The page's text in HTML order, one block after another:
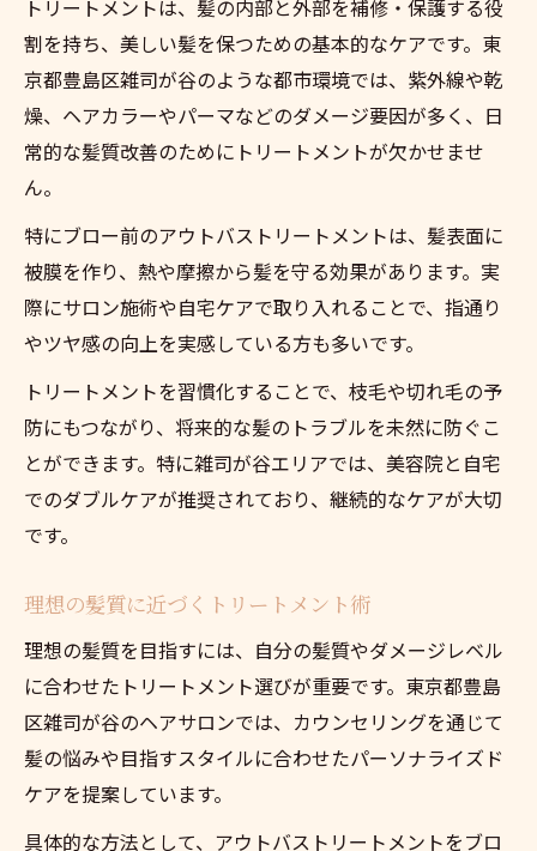
トリートメントは、髪の内部と外部を補修・保護する役
割を持ち、美しい髪を保つための基本的なケアです。東
京都豊島区雑司が谷のような都市環境では、紫外線や乾
燥、ヘアカラーやパーマなどのダメージ要因が多く、日
常的な髪質改善のためにトリートメントが欠かせませ
ん。
特にブロー前のアウトバストリートメントは、髪表面に
被膜を作り、熱や摩擦から髪を守る効果があります。実
際にサロン施術や自宅ケアで取り入れることで、指通り
やツヤ感の向上を実感している方も多いです。
トリートメントを習慣化することで、枝毛や切れ毛の予
防にもつながり、将来的な髪のトラブルを未然に防ぐこ
とができます。特に雑司が谷エリアでは、美容院と自宅
でのダブルケアが推奨されており、継続的なケアが大切
です。
理想の髪質に近づくトリートメント術
理想の髪質を目指すには、自分の髪質やダメージレベル
に合わせたトリートメント選びが重要です。東京都豊島
区雑司が谷のヘアサロンでは、カウンセリングを通じて
髪の悩みや目指すスタイルに合わせたパーソナライズド
ケアを提案しています。
具体的な方法として、アウトバストリートメントをブロ